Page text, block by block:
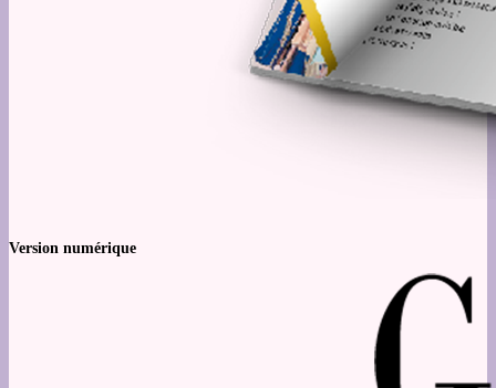
Version numérique